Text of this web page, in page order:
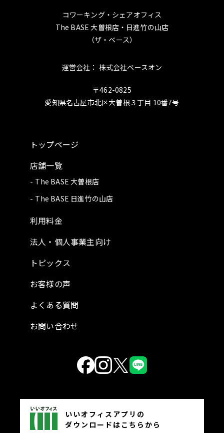
コワーキング・シェアオフィス
The BASE 大曽根店・日進竹の山店
（ザ・ベース）
運営会社： 株式会社ベースオン
〒462-0825
愛知県名古屋市北区大曽根３丁目 10番7号
トップページ
店舗一覧
The BASE 大曽根店
The BASE 日進竹の山店
利用料金
法人・個人事業主向け
トピックス
お客様の声
よくある質問
お問い合わせ
いいオフィスアプリの
ダウンロードはこちらから